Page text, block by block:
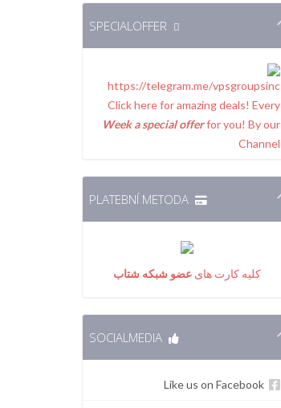
Click here for amazing deals! Every
Week a special offerfor you! By our
Channel
کلیه کارت های عضو شبکه شتاب
Like us on Facebook